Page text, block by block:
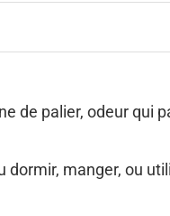
de palier, odeur qui
manger, ou